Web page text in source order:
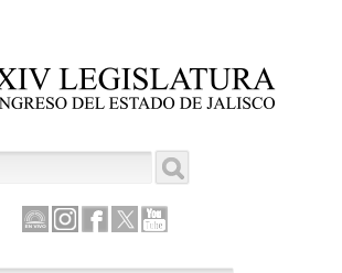
principal
Canal
Instagram
Facebook
Twitter